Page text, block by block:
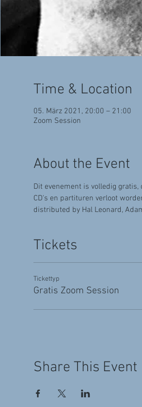
Time & Location
05. März 2021, 20:00 – 21:00
Zoom Session
About the Event
Dit evenement is volledig
CD's en partituren verloot
distributed by Hal Leonard,
Tickets
Tickettyp
Gratis Zoom Session
Share This Event